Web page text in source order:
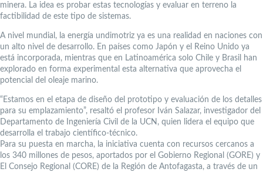
minera. La idea es probar estas tecnologías y evaluar en terreno la
factibilidad de este tipo de sistemas.
A nivel mundial, la energía undimotriz ya es una realidad en naciones con
un alto nivel de desarrollo. En países como Japón y el Reino Unido ya
está incorporada, mientras que en Latinoamérica solo Chile y Brasil han
explorado en forma experimental esta alternativa que aprovecha el
potencial del oleaje marino.
“Estamos en el etapa de diseño del prototipo y evaluación de los detalles
para su emplazamiento”, resaltó el profesor Iván Salazar, investigador del
Departamento de Ingeniería Civil de la UCN, quien lidera el equipo que
desarrolla el trabajo científico-técnico.
Para su puesta en marcha, la iniciativa cuenta con recursos cercanos a
los 340 millones de pesos, aportados por el Gobierno Regional (GORE) y
El Consejo Regional (CORE) de la Región de Antofagasta, a través de un